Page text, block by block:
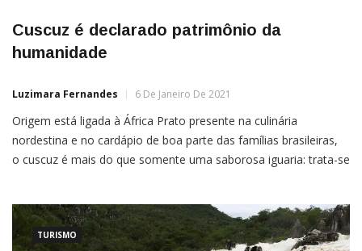
Cuscuz é declarado patrimônio da
humanidade
Luzimara Fernandes 6 De Janeiro De 2021
Origem está ligada à África Prato presente na culinária
nordestina e no cardápio de boa parte das famílias brasileiras,
o cuscuz é mais do que somente uma saborosa iguaria: trata-se
imensa influência do continente sobre, por exemplo, o
Brasil.Não por acaso,
TURISMO